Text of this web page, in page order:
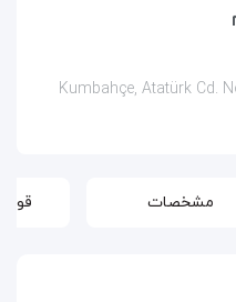
Kumbahçe, Atatürk Cd.
مشخصات